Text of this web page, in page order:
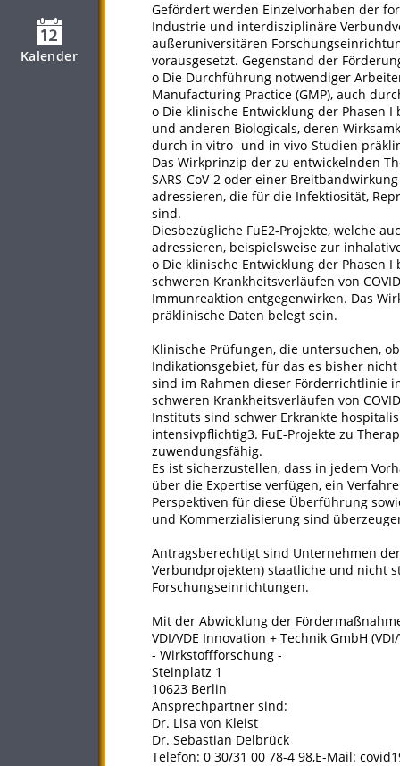
Kalender
Gefördert werden Einzelvorhaben der
Industrie und interdisziplinäre
außeruniversitären
vorausgesetzt. Gegenstand der
o Die Durchführung notwendiger
Manufacturing Practice (GMP), auch
o Die klinische Entwicklung der Phasen
und anderen Biologicals, deren
durch in vitro- und in vivo-Studien
Das Wirkprinzip der zu entwickelnden
SARS-CoV-2 oder einer
adressieren, die für die Infektiosität,
sind.
Diesbezügliche FuE2-Projekte, welche
adressieren, beispielsweise zur
o Die klinische Entwicklung der Phasen
schweren Krankheitsverläufen von
Immunreaktion entgegenwirken. Das
präklinische Daten belegt sein.
Klinische Prüfungen, die untersuchen,
Indikationsgebiet, für das es bisher
sind im Rahmen dieser Förderrichtlinie
schweren Krankheitsverläufen von
Instituts sind schwer Erkrankte
intensivpflichtig3. FuE-Projekte zu
zuwendungsfähig.
Es ist sicherzustellen, dass in jedem
über die Expertise verfügen, ein
Perspektiven für diese Überführung
und Kommerzialisierung sind
Antragsberechtigt sind Unternehmen
Verbundprojekten) staatliche und nicht
Forschungseinrichtungen.
Mit der Abwicklung der
VDI/VDE Innovation + Technik GmbH (VDI/
- Wirkstoffforschung -
Steinplatz 1
10623 Berlin
Ansprechpartner sind:
Dr. Lisa von Kleist
Dr. Sebastian Delbrück
Telefon: 0 30/31 00 78-4 98,E-Mail: